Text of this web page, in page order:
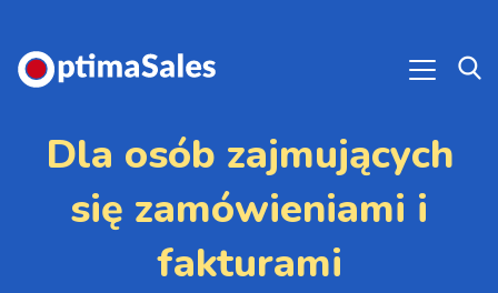
Dla osób zajmujących
się zamówieniami i
fakturami